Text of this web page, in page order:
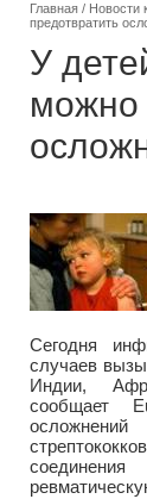
Главная / Новости
предотвратить
У
можно
Сегодня
случаев
Индии,
сообщает